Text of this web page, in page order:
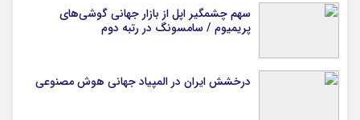
سهم چشمگیر اپل از بازار جهانی گوشی‌های
پریمیوم / سامسونگ در رتبه دوم
درخشش ایران در المپیاد جهانی هوش مصنوعی